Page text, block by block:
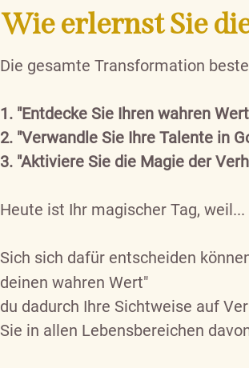
WieerlernstSie
Die gesamte Transformation
1. "Entdecke Sie Ihren wahren
2. "Verwandle Sie Ihre Talente in
3. "Aktiviere Sie die Magie der
Heute ist Ihr magischer Tag, weil...
Sich sich dafür entscheiden
deinen wahren Wert"
du dadurch Ihre Sichtweise auf
Sie in allen Lebensbereichen